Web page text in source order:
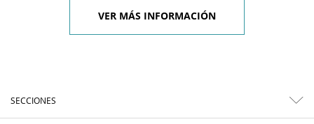
VER MÁS INFORMACIÓN
SECCIONES